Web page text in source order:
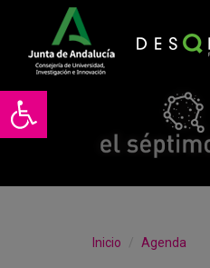
Abrir barra de herramientas
Inicio Agenda